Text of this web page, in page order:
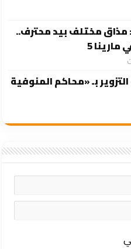
مذاق مختلف بيد محترف..
5
بـ «محاكم المنوفية